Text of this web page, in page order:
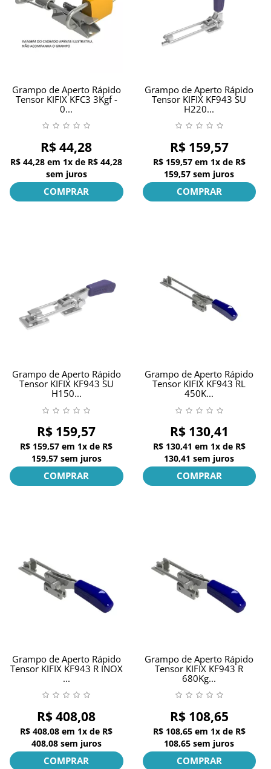
Grampo de Aperto Rápido
Tensor KIFIX KFC3 3Kgf -
0...
R$ 44,28
R$ 44,28 em 1x de R$ 44,28
sem juros
COMPRAR
Grampo de Aperto Rápido
Tensor KIFIX KF943 SU
H220...
R$ 159,57
R$ 159,57 em 1x de R$
159,57 sem juros
COMPRAR
Grampo de Aperto Rápido
Tensor KIFIX KF943 SU
H150...
R$ 159,57
R$ 159,57 em 1x de R$
159,57 sem juros
COMPRAR
Grampo de Aperto Rápido
Tensor KIFIX KF943 RL
450K...
R$ 130,41
R$ 130,41 em 1x de R$
130,41 sem juros
COMPRAR
Grampo de Aperto Rápido
Tensor KIFIX KF943 R INOX
...
R$ 408,08
R$ 408,08 em 1x de R$
408,08 sem juros
COMPRAR
Grampo de Aperto Rápido
Tensor KIFIX KF943 R
680Kg...
R$ 108,65
R$ 108,65 em 1x de R$
108,65 sem juros
COMPRAR